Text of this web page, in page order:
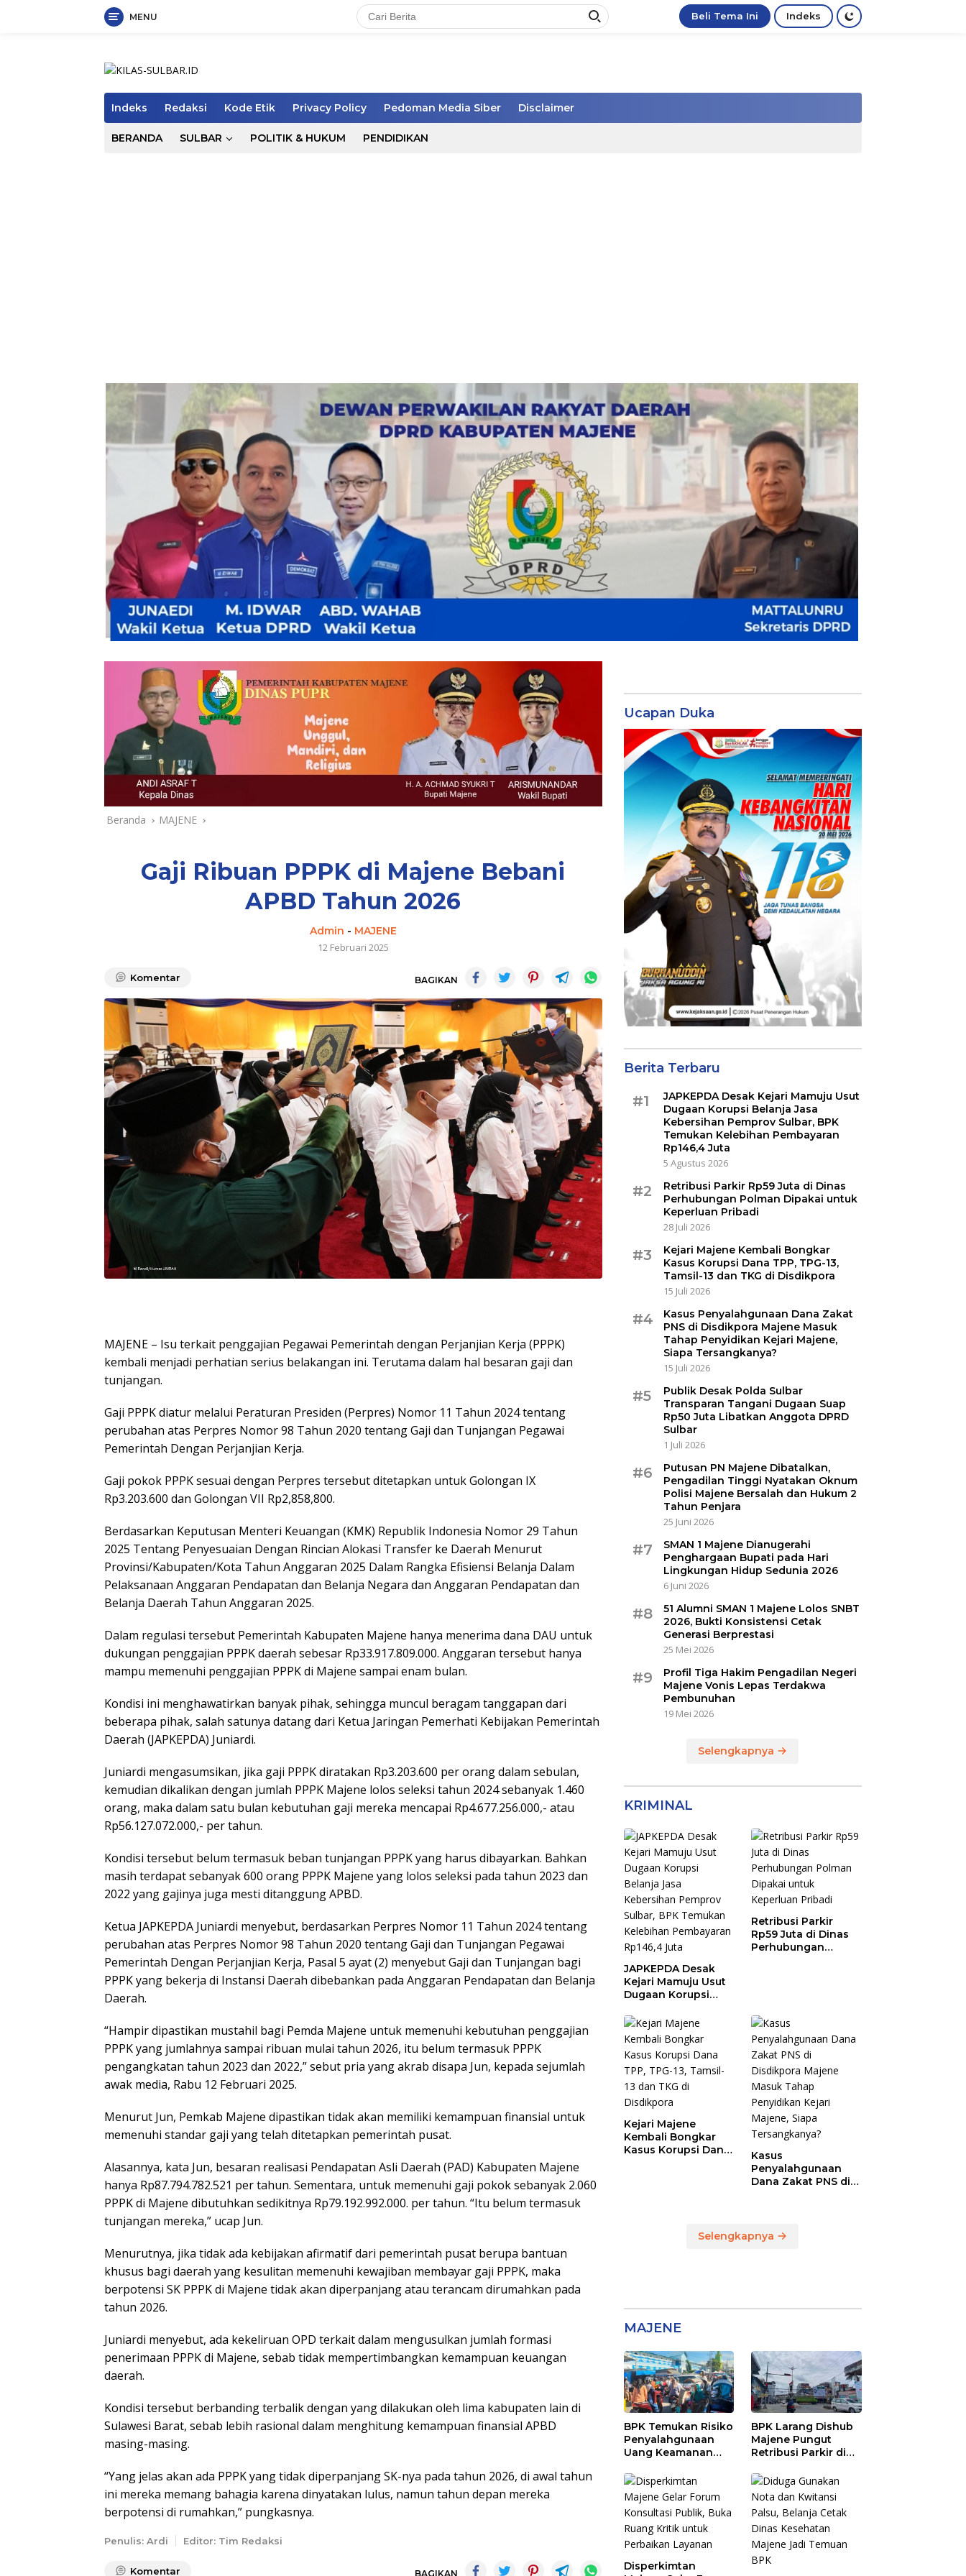
MENU Beli Tema Ini Indeks
Indeks Redaksi Kode Etik Privacy Policy Pedoman Media Siber Disclaimer
BERANDA SULBAR POLITIK & HUKUM PENDIDIKAN
Beranda MAJENE
Gaji Ribuan PPPK di Majene Bebani
APBD Tahun 2026
Admin - MAJENE
12 Februari 2025
Komentar BAGIKAN
MAJENE – Isu terkait penggajian Pegawai Pemerintah dengan Perjanjian Kerja (PPPK)
kembali menjadi perhatian serius belakangan ini. Terutama dalam hal besaran gaji dan
tunjangan.
Gaji PPPK diatur melalui Peraturan Presiden (Perpres) Nomor 11 Tahun 2024 tentang
perubahan atas Perpres Nomor 98 Tahun 2020 tentang Gaji dan Tunjangan Pegawai
Pemerintah Dengan Perjanjian Kerja.
Gaji pokok PPPK sesuai dengan Perpres tersebut ditetapkan untuk Golongan IX
Rp3.203.600 dan Golongan VII Rp2,858,800.
Berdasarkan Keputusan Menteri Keuangan (KMK) Republik Indonesia Nomor 29 Tahun
2025 Tentang Penyesuaian Dengan Rincian Alokasi Transfer ke Daerah Menurut
Provinsi/Kabupaten/Kota Tahun Anggaran 2025 Dalam Rangka Efisiensi Belanja Dalam
Pelaksanaan Anggaran Pendapatan dan Belanja Negara dan Anggaran Pendapatan dan
Belanja Daerah Tahun Anggaran 2025.
Dalam regulasi tersebut Pemerintah Kabupaten Majene hanya menerima dana DAU untuk
dukungan penggajian PPPK daerah sebesar Rp33.917.809.000. Anggaran tersebut hanya
mampu memenuhi penggajian PPPK di Majene sampai enam bulan.
Kondisi ini menghawatirkan banyak pihak, sehingga muncul beragam tanggapan dari
beberapa pihak, salah satunya datang dari Ketua Jaringan Pemerhati Kebijakan Pemerintah
Daerah (JAPKEPDA) Juniardi.
Juniardi mengasumsikan, jika gaji PPPK diratakan Rp3.203.600 per orang dalam sebulan,
kemudian dikalikan dengan jumlah PPPK Majene lolos seleksi tahun 2024 sebanyak 1.460
orang, maka dalam satu bulan kebutuhan gaji mereka mencapai Rp4.677.256.000,- atau
Rp56.127.072.000,- per tahun.
Kondisi tersebut belum termasuk beban tunjangan PPPK yang harus dibayarkan. Bahkan
masih terdapat sebanyak 600 orang PPPK Majene yang lolos seleksi pada tahun 2023 dan
2022 yang gajinya juga mesti ditanggung APBD.
Ketua JAPKEPDA Juniardi menyebut, berdasarkan Perpres Nomor 11 Tahun 2024 tentang
perubahan atas Perpres Nomor 98 Tahun 2020 tentang Gaji dan Tunjangan Pegawai
Pemerintah Dengan Perjanjian Kerja, Pasal 5 ayat (2) menyebut Gaji dan Tunjangan bagi
PPPK yang bekerja di Instansi Daerah dibebankan pada Anggaran Pendapatan dan Belanja
Daerah.
“Hampir dipastikan mustahil bagi Pemda Majene untuk memenuhi kebutuhan penggajian
PPPK yang jumlahnya sampai ribuan mulai tahun 2026, itu belum termasuk PPPK
pengangkatan tahun 2023 dan 2022,” sebut pria yang akrab disapa Jun, kepada sejumlah
awak media, Rabu 12 Februari 2025.
Menurut Jun, Pemkab Majene dipastikan tidak akan memiliki kemampuan finansial untuk
memenuhi standar gaji yang telah ditetapkan pemerintah pusat.
Alasannya, kata Jun, besaran realisasi Pendapatan Asli Daerah (PAD) Kabupaten Majene
hanya Rp87.794.782.521 per tahun. Sementara, untuk memenuhi gaji pokok sebanyak 2.060
PPPK di Majene dibutuhkan sedikitnya Rp79.192.992.000. per tahun. “Itu belum termasuk
tunjangan mereka,” ucap Jun.
Menurutnya, jika tidak ada kebijakan afirmatif dari pemerintah pusat berupa bantuan
khusus bagi daerah yang kesulitan memenuhi kewajiban membayar gaji PPPK, maka
berpotensi SK PPPK di Majene tidak akan diperpanjang atau terancam dirumahkan pada
tahun 2026.
Juniardi menyebut, ada kekeliruan OPD terkait dalam mengusulkan jumlah formasi
penerimaan PPPK di Majene, sebab tidak mempertimbangkan kemampuan keuangan
daerah.
Kondisi tersebut berbanding terbalik dengan yang dilakukan oleh lima kabupaten lain di
Sulawesi Barat, sebab lebih rasional dalam menghitung kemampuan finansial APBD
masing-masing.
“Yang jelas akan ada PPPK yang tidak diperpanjang SK-nya pada tahun 2026, di awal tahun
ini mereka memang bahagia karena dinyatakan lulus, namun tahun depan mereka
berpotensi di rumahkan,” pungkasnya.
Penulis: Ardi Editor: Tim Redaksi
Komentar BAGIKAN
Ucapan Duka
Berita Terbaru
#1
JAPKEPDA Desak Kejari Mamuju Usut
Dugaan Korupsi Belanja Jasa
Kebersihan Pemprov Sulbar, BPK
Temukan Kelebihan Pembayaran
Rp146,4 Juta
5 Agustus 2026
#2
Retribusi Parkir Rp59 Juta di Dinas
Perhubungan Polman Dipakai untuk
Keperluan Pribadi
28 Juli 2026
#3
Kejari Majene Kembali Bongkar
Kasus Korupsi Dana TPP, TPG-13,
Tamsil-13 dan TKG di Disdikpora
15 Juli 2026
#4
Kasus Penyalahgunaan Dana Zakat
PNS di Disdikpora Majene Masuk
Tahap Penyidikan Kejari Majene,
Siapa Tersangkanya?
15 Juli 2026
#5
Publik Desak Polda Sulbar
Transparan Tangani Dugaan Suap
Rp50 Juta Libatkan Anggota DPRD
Sulbar
1 Juli 2026
#6
Putusan PN Majene Dibatalkan,
Pengadilan Tinggi Nyatakan Oknum
Polisi Majene Bersalah dan Hukum 2
Tahun Penjara
25 Juni 2026
#7
SMAN 1 Majene Dianugerahi
Penghargaan Bupati pada Hari
Lingkungan Hidup Sedunia 2026
6 Juni 2026
#8
51 Alumni SMAN 1 Majene Lolos SNBT
2026, Bukti Konsistensi Cetak
Generasi Berprestasi
25 Mei 2026
#9
Profil Tiga Hakim Pengadilan Negeri
Majene Vonis Lepas Terdakwa
Pembunuhan
19 Mei 2026
Selengkapnya
KRIMINAL
JAPKEPDA Desak
Kejari Mamuju Usut
Dugaan Korupsi
Kebersihan
Pemprov Sulbar,
BPK Temukan
Kelebihan
Pembayaran
Rp146,4 Juta
Retribusi Parkir
Rp59 Juta di Dinas
Perhubungan
Kejari Majene
Kembali Bongkar
Kasus Korupsi Dana
Kasus
Penyalahgunaan
Dana Zakat PNS di
Majene, Siapa
Selengkapnya
MAJENE
BPK Temukan Risiko
Penyalahgunaan
Uang Keamanan
Sentral Majene
BPK Larang Dishub
Majene Pungut
Retribusi Parkir di
Disperkimtan